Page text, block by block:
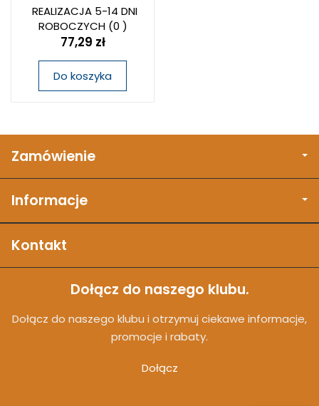
REALIZACJA 5-14 DNI
ROBOCZYCH(0 )
77,29 zł
Do koszyka
Zamówienie
Informacje
Kontakt
Dołącz do naszego klubu.
Dołącz do naszego klubu i otrzymuj ciekawe informacje,
promocje i rabaty.
Dołącz